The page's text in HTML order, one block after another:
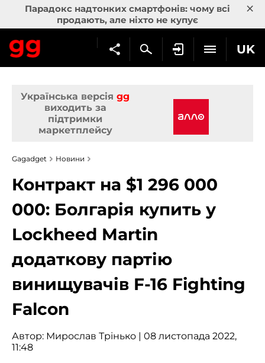
Парадокс надтонких смартфонів: чому всі
продають, але ніхто не купує
×
UK
Українська версія gg
виходить за
підтримки
маркетплейсу
Gagadget Новини
Контракт на $1 296 000
000: Болгарія купить у
Lockheed Martin
додаткову партію
винищувачів F-16 Fighting
Falcon
Автор: Мирослав Трінько | 08 листопада 2022,
11:48